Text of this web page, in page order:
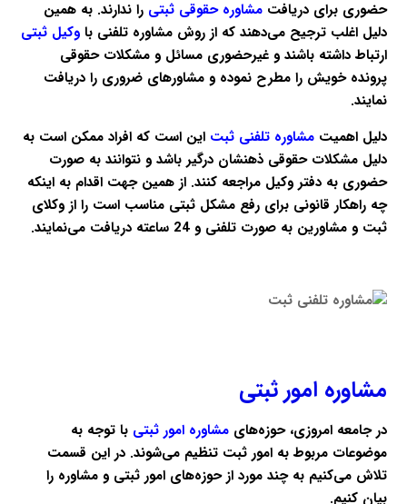
حضوری برای دریافتمشاوره حقوقی ثبتی را ندارند. به همین
دلیل اغلب ترجیح می‌دهند که از روش مشاوره تلفنی باوکیل ثبتی
ارتباط داشته باشند و غیرحضوری مسائل و مشکلات حقوقی
پرونده خویش را مطرح نموده و مشاورهای ضروری را دریافت
نمایند.
دلیل اهمیتمشاوره تلفنی ثبتاین است که افراد ممکن است به
دلیل مشکلات حقوقی ذهنشان درگیر باشد و نتوانند به صورت
حضوری به دفتر وکیل مراجعه کنند. از همین جهت اقدام به اینکه
چه راهکار قانونی برای رفع مشکل ثبتی مناسب است را از وکلای
ثبت و مشاورین به صورت تلفنی و 24 ساعته دریافت می‌نمایند.
مشاوره امور ثبتی
در جامعه امروزی، حوزه‌های مشاوره امور ثبتیبا توجه به
موضوعات مربوط به امور ثبت تنظیم می‌شوند. در این قسمت
تلاش می‌کنیم به چند مورد از حوزه‌های امور ثبتی و مشاوره را
بیان کنیم.